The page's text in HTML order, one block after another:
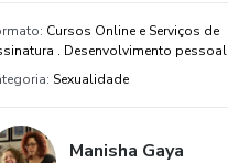
: Cursos Online e Serviços de
. Desenvolvimento pessoal
: Sexualidade
Manisha Gaya